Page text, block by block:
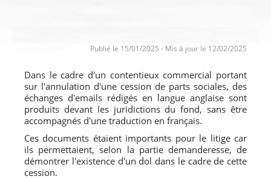
Publié le 15/01/2025 - Mis à jour le 12/02/2025
Dans le cadre d'un contentieux commercial portant
sur l'annulation d'une cession de parts sociales, des
échanges d'emails rédigés en langue anglaise sont
produits devant les juridictions du fond, sans être
accompagnés d'une traduction en français.
Ces documents étaient importants pour le litige car
ils permettaient, selon la partie demanderesse, de
démontrer l'existence d'un dol dans le cadre de cette
cession.